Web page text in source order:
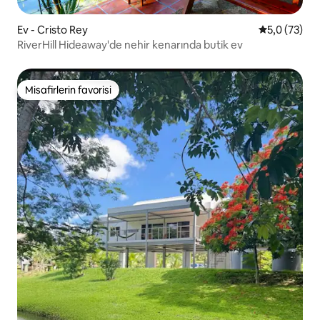
Ev - Cristo Rey 5 üzerinden
5,0 (73)
RiverHill Hideaway'de nehir kenarında butik ev
Misafirlerin favorisi
Misafirlerin favorisi